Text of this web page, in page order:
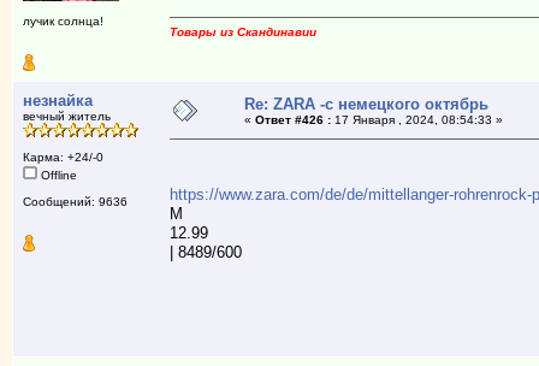
лучик солнца!
Товары из Скандинавии
незнайка
вечный житель
Карма: +24/-0
Offline
Сообщений: 9636
Re: ZARA -с немецкого октябрь
« Ответ #426 :17 Января , 2024, 08:54:33 »
https://www.zara.com/de/de/mittellanger-
М
12.99
| 8489/600